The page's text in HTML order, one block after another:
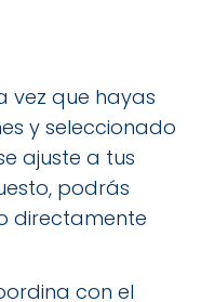
vez que hayas
y seleccionado
ajuste a tus
podrás
directamente
con el